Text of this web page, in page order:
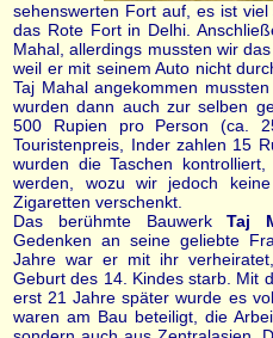
sehenswerten Fort auf, es ist
das Rote Fort in Delhi.
Mahal, allerdings mussten wir
weil er mit seinem Auto nicht
Taj Mahal angekommen
wurden dann auch zur selben
500 Rupien pro Person (ca.
Touristenpreis, Inder zahlen 15
wurden die Taschen
werden, wozu wir jedoch
Zigaretten verschenkt.
Das berühmte BauwerkTaj
Gedenken an seine geliebte
Jahre war er mit ihr
Geburt des 14. Kindes starb. Mit
erst 21 Jahre später wurde es
waren am Bau beteiligt, die